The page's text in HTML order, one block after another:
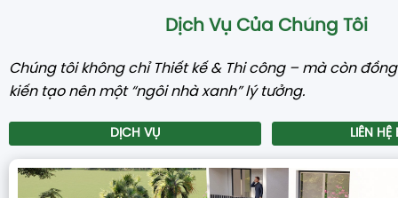
Dịch Vụ Của Chúng Tôi
Chúng tôi không chỉ Thiết kế & Thi công – mà còn
kiến tạo nên một “ngôi nhà xanh” lý tưởng.
DỊCH VỤ LIÊN